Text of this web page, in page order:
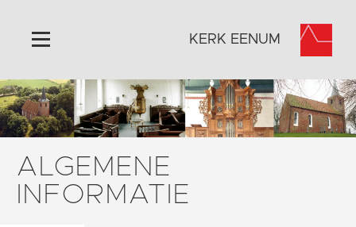
Home
Algemeen
Historie
Omgeving
Activiteiten
KERK EENUM
ALGEMENE
INFORMATIE